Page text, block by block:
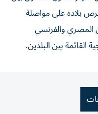
بلاده على مواصلة
المصري والفرنسي
القائمة بين البلدين.